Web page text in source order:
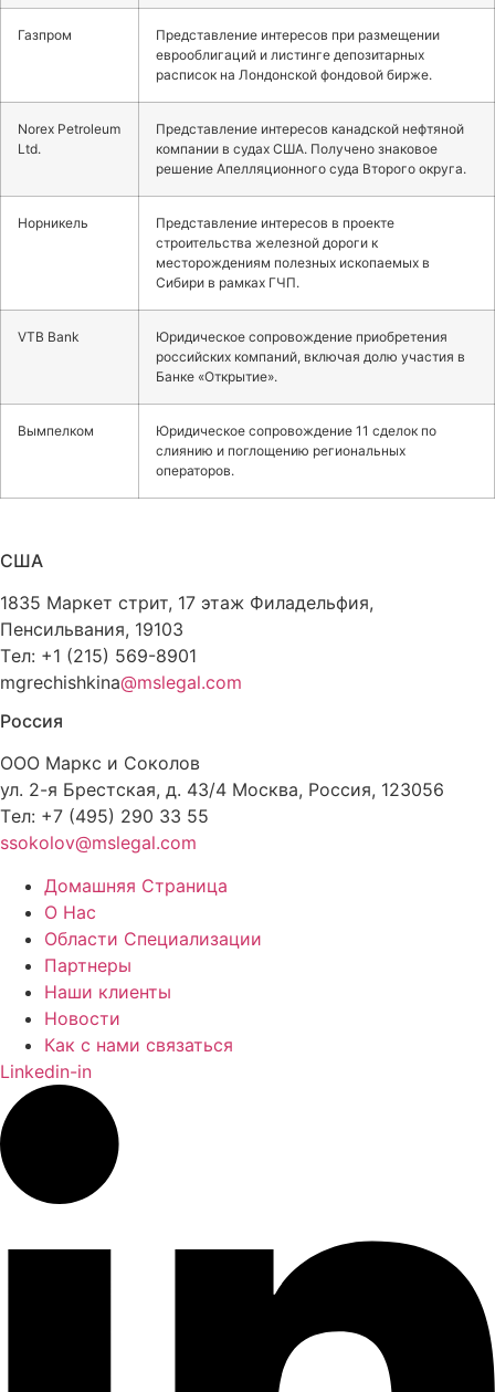
Газпром
Представление интересов при размещении
еврооблигаций и листинге депозитарных
расписок на Лондонской фондовой бирже.
Norex Petroleum
Ltd.
Представление интересов канадской нефтяной
компании в судах США. Получено знаковое
решение Апелляционного суда Второго округа.
Норникель
Представление интересов в проекте
строительства железной дороги к
месторождениям полезных ископаемых в
Сибири в рамках ГЧП.
VTB Bank
Юридическое сопровождение приобретения
российских компаний, включая долю участия в
Банке «Открытие».
Вымпелком
Юридическое сопровождение 11 сделок по
слиянию и поглощению региональных
операторов.
CША
1835 Маркет стрит, 17 этаж Филадельфия,
Пенсильвания, 19103
Tел: +1 (215) 569-8901
mgrechishkina@mslegal.com
Россия
ООО Маркс и Соколов
ул. 2-я Брестская, д. 43/4 Москва, Россия, 123056
Tел: +7 (495) 290 33 55
ssokolov@mslegal.com
Домашняя Страница
О Нас
Области Специализации
Партнеры
Наши клиенты
Новости
Как с нами связаться
Linkedin-in